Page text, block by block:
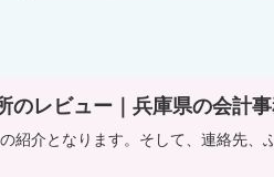
のレビュー｜兵庫県の会計
紹介となります。そして、連絡先、